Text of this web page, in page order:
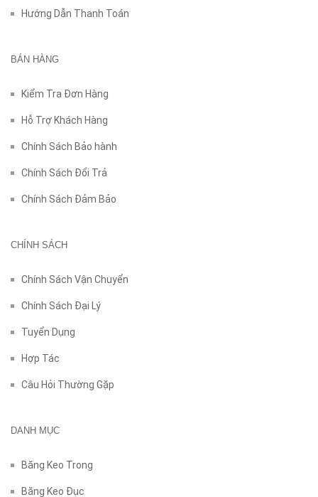
Hướng Dẫn Thanh Toán
BÁN HÀNG
Kiểm Tra Đơn Hàng
Hỗ Trợ Khách Hàng
Chính Sách Bảo hành
Chính Sách Đổi Trả
Chính Sách Đảm Bảo
CHÍNH SÁCH
Chính Sách Vận Chuyển
Chính Sách Đại Lý
Tuyển Dụng
Hợp Tác
Câu Hỏi Thường Gặp
DANH MỤC
Băng Keo Trong
Băng Keo Đục